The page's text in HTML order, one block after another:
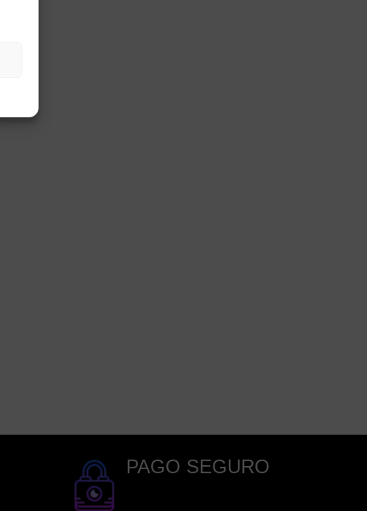
PAGO SEGURO